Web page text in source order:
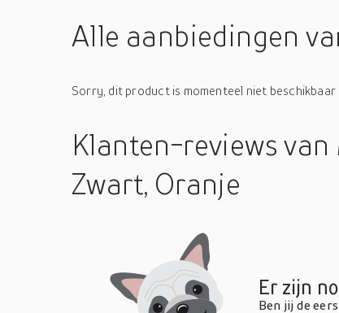
Alle aanbiedingen
Sorry, dit product is momenteel niet beschikbaar
Klanten-reviewsvan
Zwart, Oranje
Er zijn
Ben jij de